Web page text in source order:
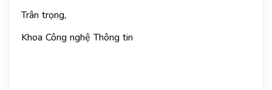
Trân trọng,
Khoa Công nghệ Thông tin